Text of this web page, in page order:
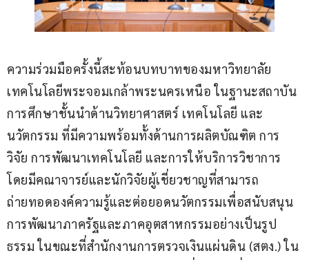
ความร่วมมือครั้งนี้สะท้อนบทบาทของมหาวิทยาลัย
เทคโนโลยีพระจอมเกล้าพระนครเหนือ ในฐานะสถาบัน
การศึกษาชั้นนำด้านวิทยาศาสตร์ เทคโนโลยี และ
นวัตกรรม ที่มีความพร้อมทั้งด้านการผลิตบัณฑิต การ
วิจัย การพัฒนาเทคโนโลยี และการให้บริการวิชาการ
โดยมีคณาจารย์และนักวิจัยผู้เชี่ยวชาญที่สามารถ
ถ่ายทอดองค์ความรู้และต่อยอดนวัตกรรมเพื่อสนับสนุน
การพัฒนาภาครัฐและภาคอุตสาหกรรมอย่างเป็นรูป
ธรรม ในขณะที่สำนักงานการตรวจเงินแผ่นดิน (สตง.) ใน